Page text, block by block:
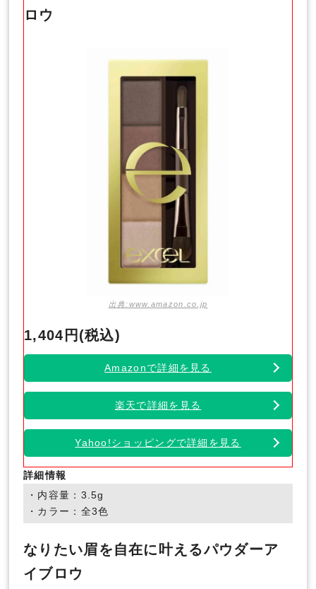
ロウ
出典:www.amazon.co.jp
1,404円(税込)
Amazonで詳細を見る
楽天で詳細を見る
Yahoo!ショッピングで詳細を見る
詳細情報
・内容量：3.5g
・カラー：全3色
なりたい眉を自在に叶えるパウダーア
イブロウ